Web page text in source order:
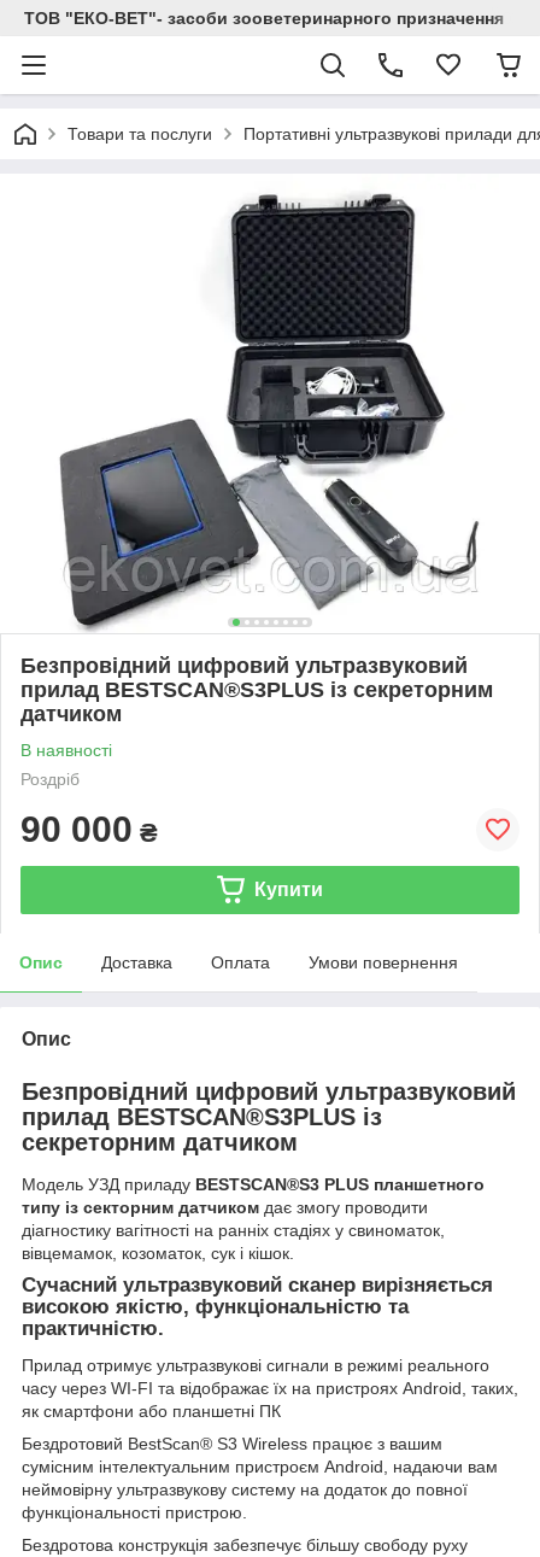
ТОВ "ЕКО-ВЕТ"- засоби зооветеринарного призначення
Товари та послуги Портативні ультразвукові прилади
Безпровідний цифровий ультразвуковий
прилад BESTSCAN®S3PLUS із секреторним
датчиком
В наявності
Роздріб
90 000 ₴
Купити
Опис Доставка Оплата Умови повернення
Опис
Безпровідний цифровий ультразвуковий
прилад BESTSCAN®S3PLUS із
секреторним датчиком
Модель УЗД приладу BESTSCAN®S3 PLUS планшетного
типу із секторним датчиком дає змогу проводити
діагностику вагітності на ранніх стадіях у свиноматок,
вівцемамок, козоматок, сук і кішок.
Сучасний ультразвуковий сканер вирізняється
високою якістю, функціональністю та
практичністю.
Прилад отримує ультразвукові сигнали в режимі реального
часу через WI-FI та відображає їх на пристроях Android, таких,
як смартфони або планшетні ПК
Бездротовий BestScan® S3 Wireless працює з вашим
сумісним інтелектуальним пристроєм Android, надаючи вам
неймовірну ультразвукову систему на додаток до повної
функціональності пристрою.
Бездротова конструкція забезпечує більшу свободу руху